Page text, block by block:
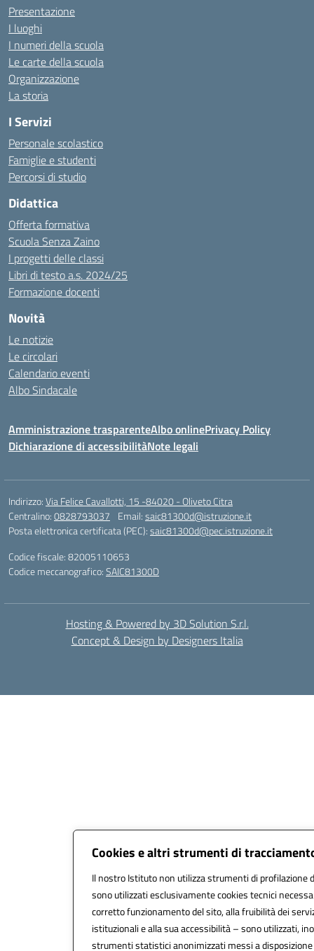
Cookies e altri strumenti di
Il nostro Istituto non utilizza strumenti di profilazione
sono utilizzati esclusivamente cookies tecnici
corretto funzionamento del sito, alla fruibilità dei
istituzionali e alla sua accessibilità – sono utilizzati,
strumenti statistici anonimizzati messi a disposizione
Presentazione
I luoghi
I numeri della scuola
Le carte della scuola
Organizzazione
La storia
I Servizi
Personale scolastico
Famiglie e studenti
Percorsi di studio
Didattica
Offerta formativa
Scuola Senza Zaino
I progetti delle classi
Libri di testo a.s. 2024/25
Formazione docenti
Novità
Le notizie
Le circolari
Calendario eventi
Albo Sindacale
Amministrazione trasparenteAlbo onlinePrivacy Policy
Dichiarazione di accessibilitàNote legali
Indirizzo:Via Felice Cavallotti, 15 -84020 - Oliveto Citra
Centralino:0828793037 Email:saic81300d@istruzione.it
Posta elettronica certificata (PEC):saic81300d@pec.istruzione.it
Codice fiscale: 82005110653
Codice meccanografico:SAIC81300D
Hosting & Powered by 3D Solution S.r.l.
Concept & Design by Designers Italia